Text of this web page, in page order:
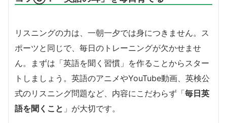
リスニングの力は、一朝一夕では身につきません。ス
ポーツと同じで、毎日のトレーニングが欠かせませ
ん。まずは「英語を聞く習慣」を作ることからスター
トしましょう。英語のアニメやYouTube動画、英検公
式のリスニング問題など、内容にこだわらず「毎日英
語を聞くこと 」が大切です。